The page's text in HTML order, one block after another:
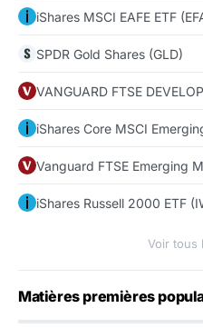
iShares MSCI EAFE ETF
SPDR Gold Shares (GLD)
VANGUARD FTSE
iShares Core MSCI
Vanguard FTSE Emerging
iShares Russell 2000 ETF
Voir tous
Matières premières